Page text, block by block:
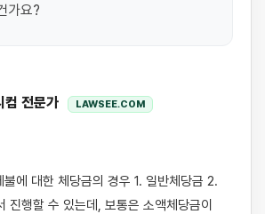
가요?
컴 전문가 LAWSEE.COM
진행할 수 있는데, 보통은 소액체당금이